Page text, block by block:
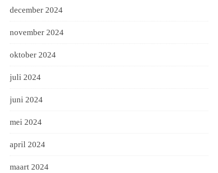
december 2024
november 2024
oktober 2024
juli 2024
juni 2024
mei 2024
april 2024
maart 2024